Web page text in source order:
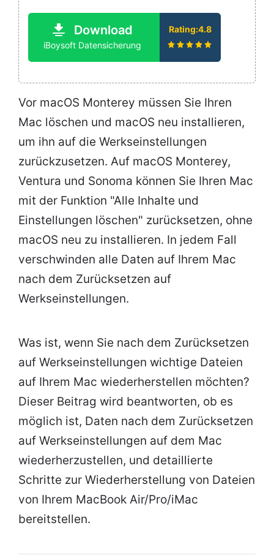
Download
iBoysoft Datensicherung
Rating:4.8
Vor macOS Monterey müssen Sie Ihren
Mac löschen und macOS neu installieren,
um ihn auf die Werkseinstellungen
zurückzusetzen. Auf macOS Monterey,
Ventura und Sonoma können Sie Ihren Mac
mit der Funktion "Alle Inhalte und
Einstellungen löschen" zurücksetzen, ohne
macOS neu zu installieren. In jedem Fall
verschwinden alle Daten auf Ihrem Mac
nach dem Zurücksetzen auf
Werkseinstellungen.
Was ist, wenn Sie nach dem Zurücksetzen
auf Werkseinstellungen wichtige Dateien
auf Ihrem Mac wiederherstellen möchten?
Dieser Beitrag wird beantworten, ob es
möglich ist, Daten nach dem Zurücksetzen
auf Werkseinstellungen auf dem Mac
wiederherzustellen, und detaillierte
Schritte zur Wiederherstellung von Dateien
von Ihrem MacBook Air/Pro/iMac
bereitstellen.